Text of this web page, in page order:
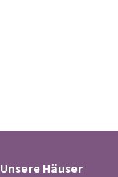
Unsere Häuser